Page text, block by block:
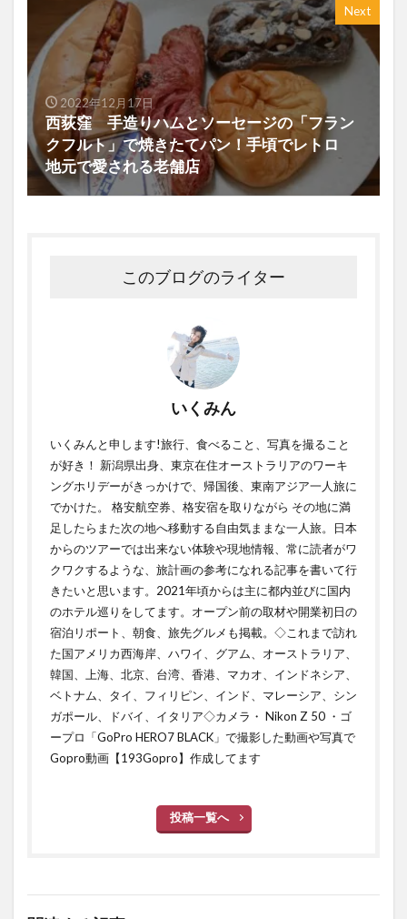
Next
2022年12月17日
西荻窪 手造りハムとソーセージの「フラン
クフルト」で焼きたてパン！手頃でレトロ
地元で愛される老舗店
このブログのライター
いくみん
いくみんと申します!旅行、食べること、写真を撮ること
が好き！ 新潟県出身、東京在住オーストラリアのワーキ
ングホリデーがきっかけで、帰国後、東南アジア一人旅に
でかけた。 格安航空券、格安宿を取りながら その地に満
足したらまた次の地へ移動する自由気ままな一人旅。日本
からのツアーでは出来ない体験や現地情報、常に読者がワ
クワクするような、旅計画の参考になれる記事を書いて行
きたいと思います。2021年頃からは主に都内並びに国内
のホテル巡りをしてます。オープン前の取材や開業初日の
宿泊リポート、朝食、旅先グルメも掲載。◇これまで訪れ
た国アメリカ西海岸、ハワイ、グアム、オーストラリア、
韓国、上海、北京、台湾、香港、マカオ、インドネシア、
ベトナム、タイ、フィリピン、インド、マレーシア、シン
ガポール、ドバイ、イタリア◇カメラ・ Nikon Z 50 ・ゴ
ープロ「GoPro HERO7 BLACK」で撮影した動画や写真で
Gopro動画【193Gopro】作成してます
投稿一覧へ